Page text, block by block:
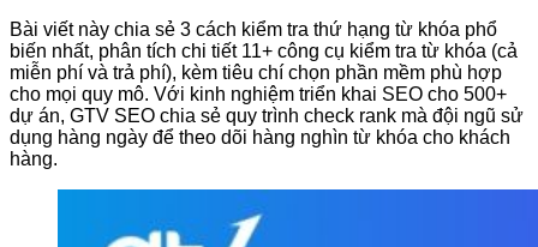
Bài viết này chia sẻ 3 cách kiểm tra thứ hạng từ khóa phổ
biến nhất, phân tích chi tiết 11+ công cụ kiểm tra từ khóa (cả
miễn phí và trả phí), kèm tiêu chí chọn phần mềm phù hợp
cho mọi quy mô. Với kinh nghiệm triển khai SEO cho 500+
dự án, GTV SEO chia sẻ quy trình check rank mà đội ngũ sử
dụng hàng ngày để theo dõi hàng nghìn từ khóa cho khách
hàng.